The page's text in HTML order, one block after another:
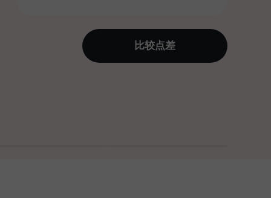
比较点差